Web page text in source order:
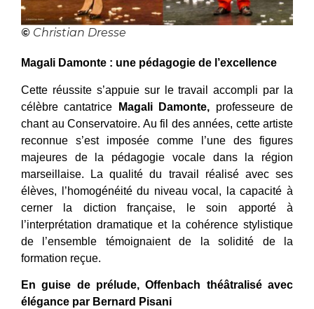
© Christian Dresse
Magali Damonte : une pédagogie de l’excellence
Cette réussite s’appuie sur le travail accompli par la
célèbre cantatrice
Magali Damonte, professeure de
chant au Conservatoire. Au fil des années, cette artiste
reconnue s’est imposée comme l’une des figures
majeures de la pédagogie vocale dans la région
marseillaise. La qualité du travail réalisé avec ses
élèves, l’homogénéité du niveau vocal, la capacité à
cerner la diction française, le soin apporté à
l’interprétation dramatique et la cohérence stylistique
de l’ensemble témoignaient de la solidité de la
formation reçue.
En guise de prélude, Offenbach théâtralisé avec
élégance par Bernard Pisani